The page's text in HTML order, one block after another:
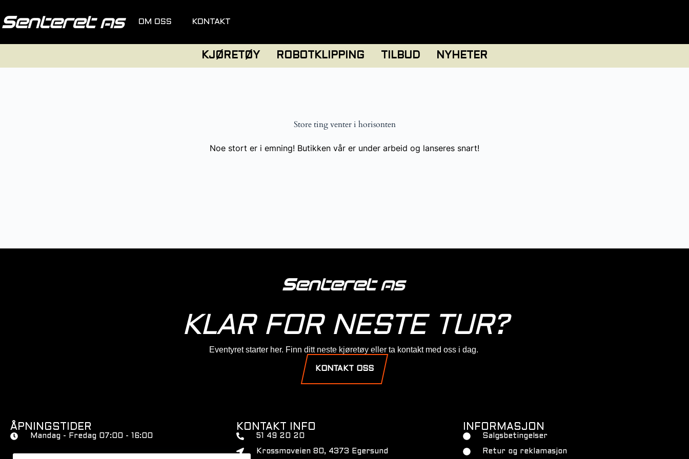
OM OSS KONTAKT
KJØRETØY ROBOTKLIPPING TILBUD NYHETER
Store ting venter i horisonten
Noe stort er i emning! Butikken vår er under arbeid og lanseres snart!
KLAR FOR NESTE TUR?
Eventyret starter her. Finn ditt neste kjøretøy eller ta kontakt med oss i dag.
KONTAKT OSS
ÅPNINGSTIDER
Mandag - Fredag 07:00 - 16:00
KONTAKT INFO
51 49 20 20
Krossmoveien 80, 4373 Egersund
INFORMASJON
Salgsbetingelser
Retur og reklamasjon